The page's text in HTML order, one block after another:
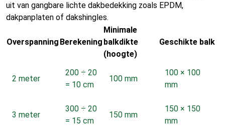
uit van gangbare lichte dakbedekking zoals EPDM,
dakpanplaten of dakshingles.
Overspanning Berekening
Minimale
balkdikte
(hoogte)
Geschikte balk
2 meter
200 ÷ 20
= 10 cm
100 mm
100 × 100
mm
3 meter
300 ÷ 20
= 15 cm
150 mm
150 × 150
mm